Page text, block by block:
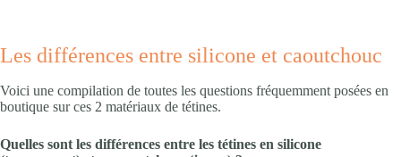
Les différences entre silicone et caoutchouc
Voici une compilation de toutes les questions fréquemment posées en
boutique sur ces 2 matériaux de tétines.
Quelles sont les différences entre les tétines en silicone